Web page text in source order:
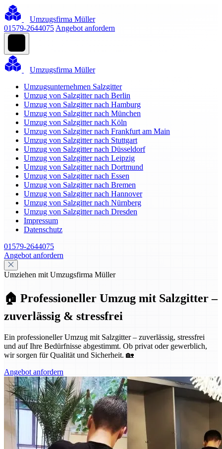
Umzugsfirma Müller
01579-2644075 Angebot anfordern
Umzugsfirma Müller
Umzugsunternehmen Salzgitter
Umzug von Salzgitter nach Berlin
Umzug von Salzgitter nach Hamburg
Umzug von Salzgitter nach München
Umzug von Salzgitter nach Köln
Umzug von Salzgitter nach Frankfurt am Main
Umzug von Salzgitter nach Stuttgart
Umzug von Salzgitter nach Düsseldorf
Umzug von Salzgitter nach Leipzig
Umzug von Salzgitter nach Dortmund
Umzug von Salzgitter nach Essen
Umzug von Salzgitter nach Bremen
Umzug von Salzgitter nach Hannover
Umzug von Salzgitter nach Nürnberg
Umzug von Salzgitter nach Dresden
Impressum
Datenschutz
01579-2644075
Angebot anfordern
Umziehen mit Umzugsfirma Müller
🏠 Professioneller Umzug mit Salzgitter –
zuverlässig & stressfrei
Ein professioneller Umzug mit Salzgitter – zuverlässig, stressfrei
und auf Ihre Bedürfnisse abgestimmt. Ob privat oder gewerblich,
wir sorgen für Qualität und Sicherheit. 🏡
Angebot anfordern